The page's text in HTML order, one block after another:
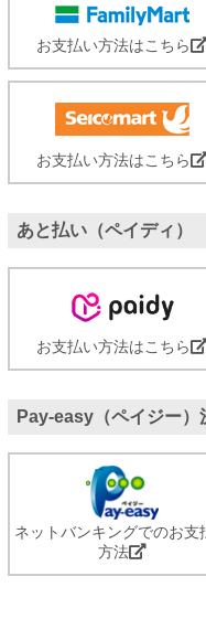
お支払い方法はこちら
お支払い方法はこちら
あと払い（ペイディ）
お支払い方法はこちら
Pay-easy（ペイジー）
ネットバンキングでのお支
方法